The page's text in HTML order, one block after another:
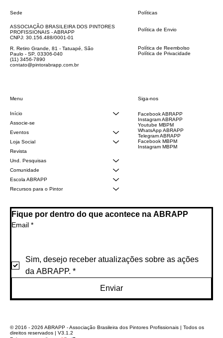
Sede
ASSOCIAÇÃO BRASILEIRA DOS PINTORES
PROFISSIONAIS - ABRAPP
CNPJ: 30.156.488/0001-01
R. Retiro Grande, 81 - Tatuapé, São
Paulo - SP, 03306-040
(11) 3456-7890
contato@pintorabrapp.com.br
Menu
Início
Associe-se
Eventos
Loja Social
Revista
Und. Pesquisas
Comunidade
Escola ABRAPP
Recursos para o Pintor
Políticas
Política de Envio
Política de Reembolso
Política de Privacidade
Siga-nos
Facebook ABRAPP
Instagram ABRAPP
Youtube MBPM
WhatsApp ABRAPP
Telegram ABRAPP
Facebook MBPM
Instagram MBPM
Fique por dentro do que acontece na ABRAPP
Email *
Sim, desejo receber atualizações sobre as ações
da ABRAPP. *
Enviar
© 2016 - 2026 ABRAPP - Associação Brasileira dos Pintores Profissionais | Todos os
direitos reservados | V3.1.2